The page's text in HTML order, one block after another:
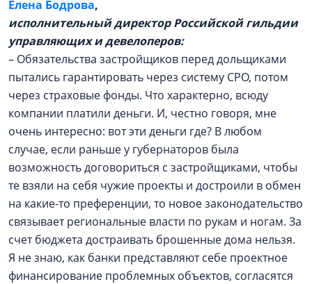
Елена Бодрова,
исполнительный директор Российской гильдии
управляющих и девелоперов:
– Обязательства застройщиков перед дольщиками
пытались гарантировать через систему СРО, потом
через страховые фонды. Что характерно, всюду
компании платили деньги. И, честно говоря, мне
очень интересно: вот эти деньги где? В любом
случае, если раньше у губернаторов была
возможность договориться с застройщиками, чтобы
те взяли на себя чужие проекты и достроили в обмен
на какие-то преференции, то новое законодательство
связывает региональные власти по рукам и ногам. За
счет бюджета достраивать брошенные дома нельзя.
Я не знаю, как банки представляют себе проектное
финансирование проблемных объектов, согласятся